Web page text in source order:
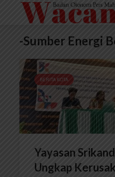
-Sumber Energi
BERITA KOTA
Yayasan
Ungkap